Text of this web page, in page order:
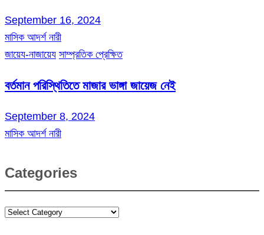
September 16, 2024
মাসিক আদর্শ নারী
জায়েয-নাজায়েয সাম্প্রতিক প্রেক্ষিত
বর্তমান পরিস্থিতিতে মাজার ভাঙ্গা জায়েজ নেই
September 8, 2024
মাসিক আদর্শ নারী
Categories
Categories